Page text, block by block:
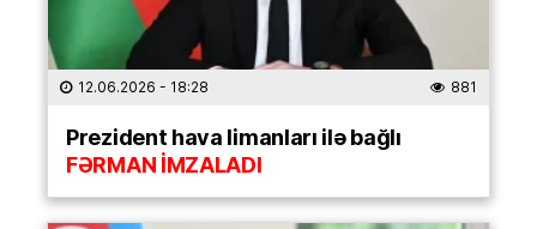
12.06.2026 - 18:28 881
Prezident hava limanları ilə bağlı
FƏRMAN İMZALADI